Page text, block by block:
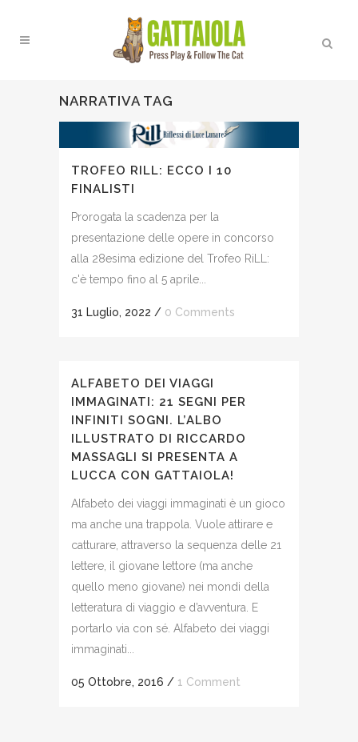
NARRATIVA TAG
TROFEO RILL: ECCO I 10
FINALISTI
Prorogata la scadenza per la
presentazione delle opere in concorso
alla 28esima edizione del Trofeo RiLL:
c'è tempo fino al 5 aprile...
31 Luglio, 2022 / 0 Comments
ALFABETO DEI VIAGGI
IMMAGINATI: 21 SEGNI PER
INFINITI SOGNI. L’ALBO
ILLUSTRATO DI RICCARDO
MASSAGLI SI PRESENTA A
LUCCA CON GATTAIOLA!
Alfabeto dei viaggi immaginati è un gioco
ma anche una trappola. Vuole attirare e
catturare, attraverso la sequenza delle 21
lettere, il giovane lettore (ma anche
quello meno giovane) nei mondi della
letteratura di viaggio e d’avventura. E
portarlo via con sé. Alfabeto dei viaggi
immaginati...
05 Ottobre, 2016 / 1 Comment